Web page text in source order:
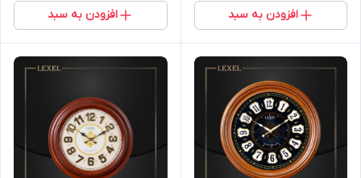
افزودن به سبد افزودن به سبد